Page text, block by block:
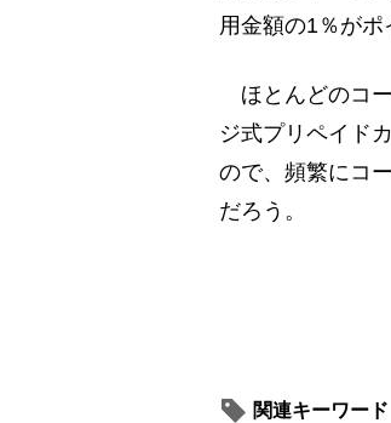
用金額の1％がポ
ほとんどのコ
ジ式プリペイド
ので、頻繁にコ
だろう。
関連キーワード